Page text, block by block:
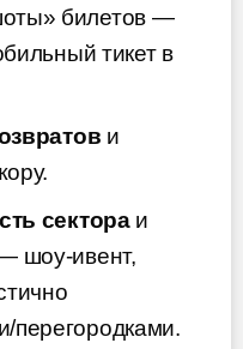
билетов —
тикет в
и
сектораи
шоу-ивент,
перегородками.